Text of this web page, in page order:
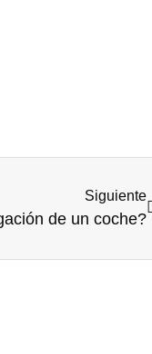
Siguiente
de un coche?